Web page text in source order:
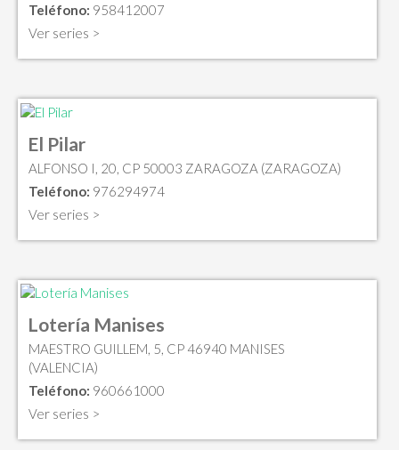
Teléfono: 958412007
Ver series >
El Pilar
ALFONSO I, 20, CP 50003 ZARAGOZA (ZARAGOZA)
Teléfono: 976294974
Ver series >
Lotería Manises
MAESTRO GUILLEM, 5, CP 46940 MANISES
(VALENCIA)
Teléfono: 960661000
Ver series >